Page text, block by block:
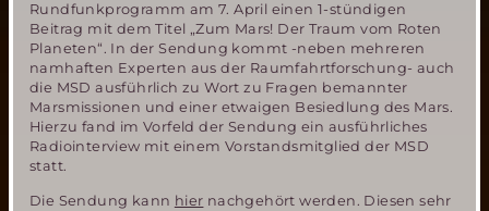
Rundfunkprogramm am 7. April einen 1-stündigen
Beitrag mit dem Titel „Zum Mars! Der Traum vom Roten
Planeten“. In der Sendung kommt -neben mehreren
namhaften Experten aus der Raumfahrtforschung- auch
die MSD ausführlich zu Wort zu Fragen bemannter
Marsmissionen und einer etwaigen Besiedlung des Mars.
Hierzu fand im Vorfeld der Sendung ein ausführliches
Radiointerview mit einem Vorstandsmitglied der MSD
statt.
Die Sendung kann hier nachgehört werden. Diesen sehr